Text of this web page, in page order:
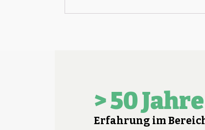
> 50 Jahre
Erfahrung im